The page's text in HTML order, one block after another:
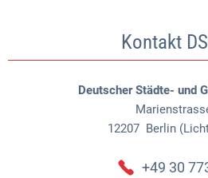
Kontakt
Deutscher Städte- und
12207 Berlin
+49 30